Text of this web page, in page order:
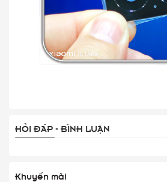
HỎI ĐÁP - BÌNH LUẬN
Khuyến mãi